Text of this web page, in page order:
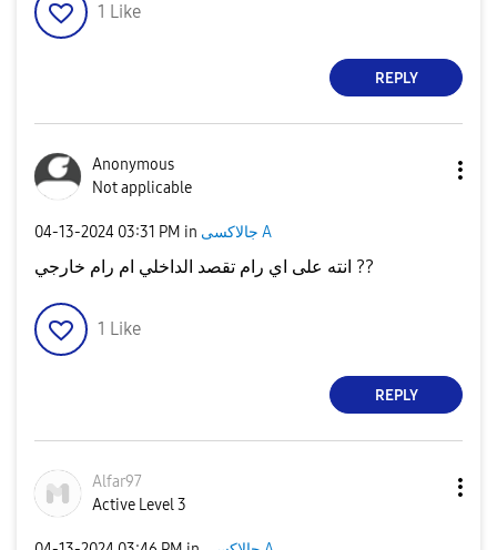
1 Like
REPLY
Anonymous
Not applicable
‎04-13-2024 03:31 PM in جالاكسى A
انته على اي رام تقصد الداخلي ام رام خارجي ??
1 Like
REPLY
Alfar97
Active Level 3